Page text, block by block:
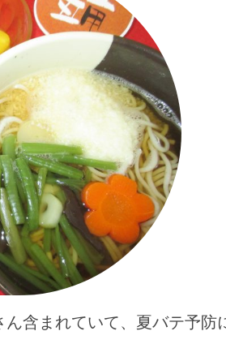
含まれていて、夏バテ予防